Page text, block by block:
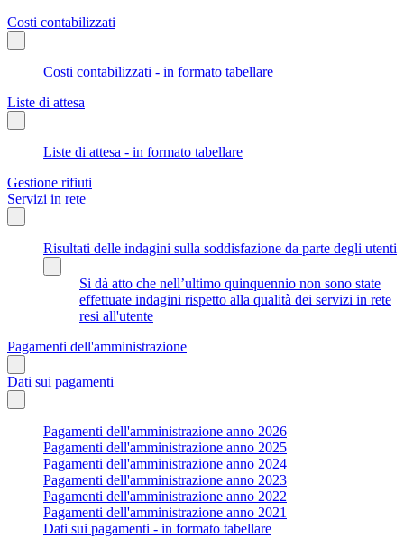
Costi contabilizzati
Costi contabilizzati - in formato tabellare
Liste di attesa
Liste di attesa - in formato tabellare
Gestione rifiuti
Servizi in rete
Risultati delle indagini sulla soddisfazione da parte degli utenti
Si dà atto che nell’ultimo quinquennio non sono state
effettuate indagini rispetto alla qualità dei servizi in rete
resi all'utente
Pagamenti dell'amministrazione
Dati sui pagamenti
Pagamenti dell'amministrazione anno 2026
Pagamenti dell'amministrazione anno 2025
Pagamenti dell'amministrazione anno 2024
Pagamenti dell'amministrazione anno 2023
Pagamenti dell'amministrazione anno 2022
Pagamenti dell'amministrazione anno 2021
Dati sui pagamenti - in formato tabellare